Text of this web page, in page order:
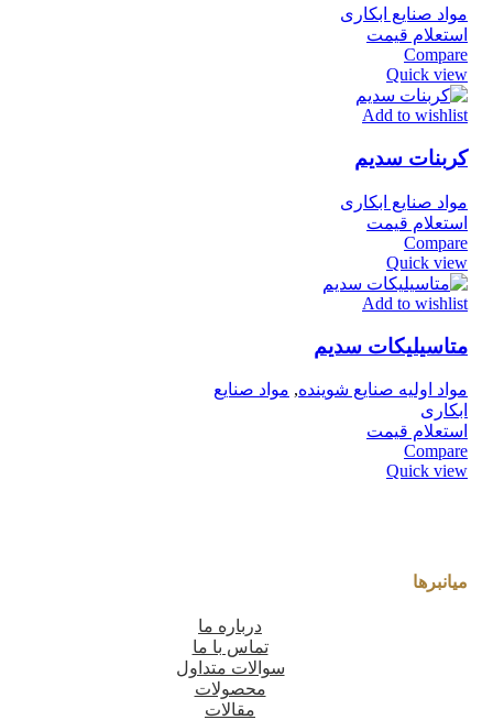
مواد صنایع ابکاری
استعلام قیمت
Compare
Quick view
Add to wishlist
کربنات سدیم
مواد صنایع ابکاری
استعلام قیمت
Compare
Quick view
Add to wishlist
متاسیلیکات سدیم
مواد اولیه صنایع شوینده, مواد صنایع
ابکاری
استعلام قیمت
Compare
Quick view
میانبرها
درباره ما
تماس با ما
سوالات متداول
محصولات
مقالات